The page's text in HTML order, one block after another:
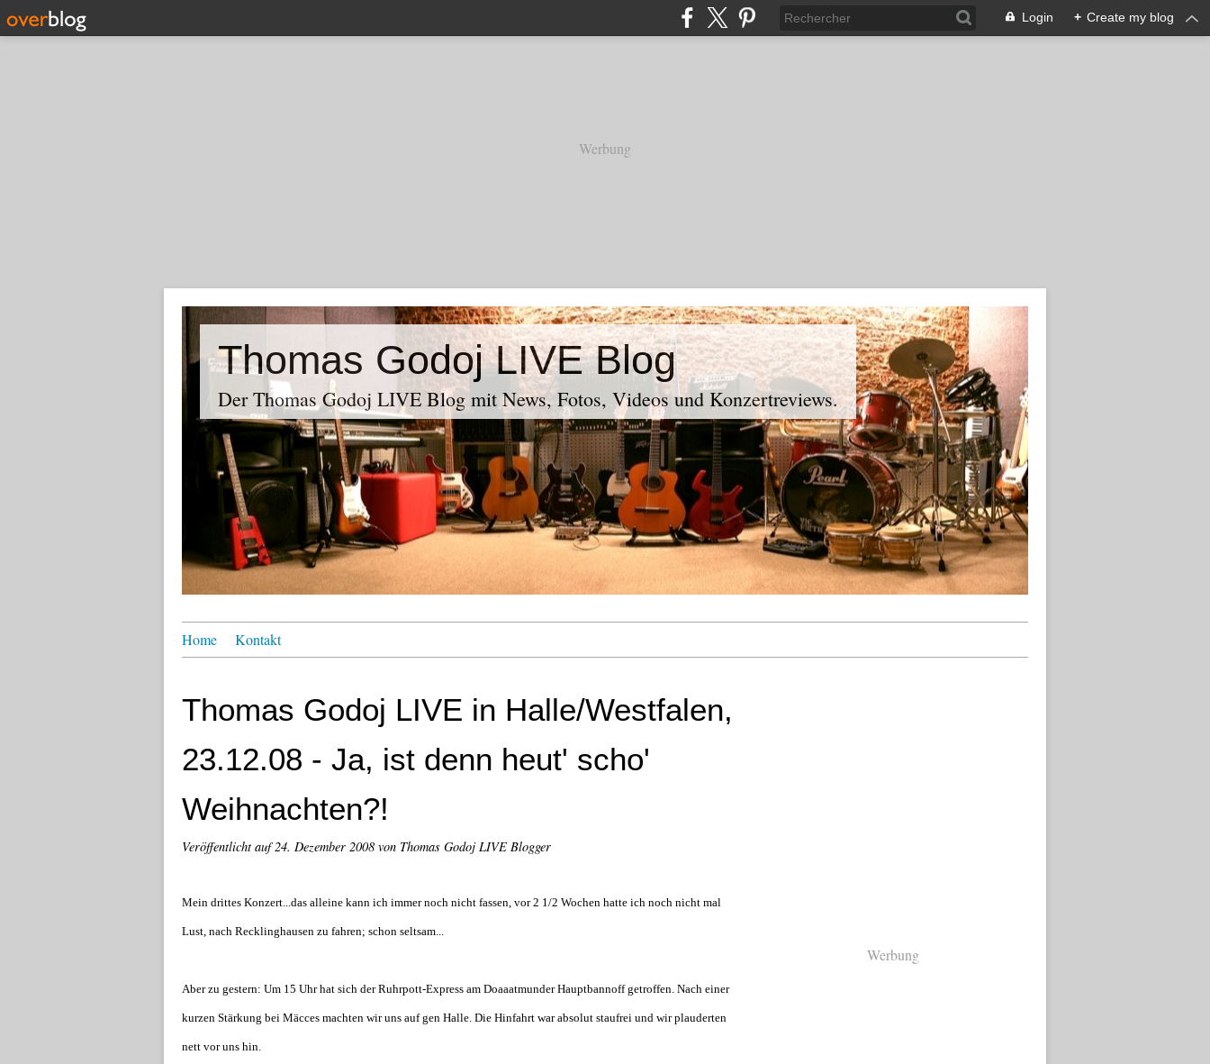
Login + Create my blog
Werbung
Thomas Godoj LIVE Blog
Der Thomas Godoj LIVE Blog mit News, Fotos, Videos und Konzertreviews.
Home Kontakt
Thomas Godoj LIVE in Halle/Westfalen,
23.12.08 - Ja, ist denn heut' scho'
Weihnachten?!
Veröffentlicht auf24. Dezember 2008 von Thomas Godoj LIVE Blogger
Mein drittes Konzert...das alleine kann ich immer noch nicht fassen, vor 2 1/2 Wochen hatte ich noch nicht mal
Lust, nach Recklinghausen zu fahren; schon seltsam...
Aber zu gestern: Um 15 Uhr hat sich der Ruhrpott-Express am Doaaatmunder Hauptbannoff getroffen. Nach einer
kurzen Stärkung bei Mäcces machten wir uns auf gen Halle. Die Hinfahrt war absolut staufrei und wir plauderten
nett vor uns hin.
Werbung